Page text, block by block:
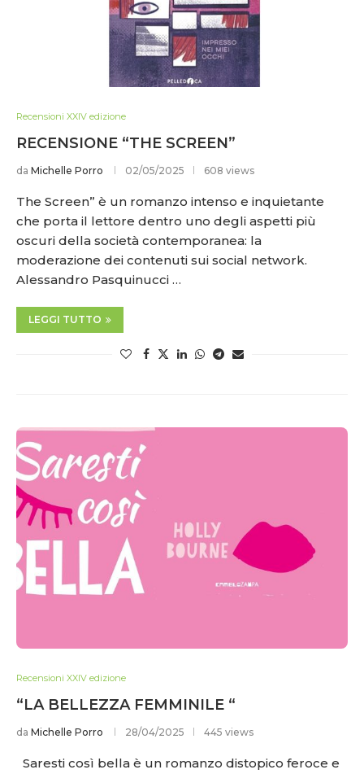
Recensioni XXIV edizione
RECENSIONE “THE SCREEN”
da Michelle Porro 02/05/2025 608 views
The Screen” è un romanzo intenso e inquietante
che porta il lettore dentro uno degli aspetti più
oscuri della società contemporanea: la
moderazione dei contenuti sui social network.
Alessandro Pasquinucci …
LEGGI TUTTO
Recensioni XXIV edizione
“LA BELLEZZA FEMMINILE “
da Michelle Porro 28/04/2025 445 views
Saresti così bella è un romanzo distopico feroce e